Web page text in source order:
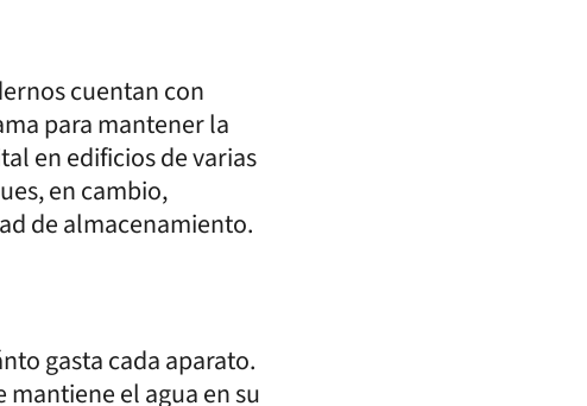
cuentan con
para mantener la
en edificios de varias
en cambio,
de almacenamiento.
gasta cada aparato.
mantiene el agua en su